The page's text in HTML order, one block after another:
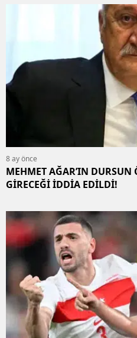
8 ay önce
MEHMET AĞAR’IN DURSUN
GİRECEĞİ İDDİA EDİLDİ!